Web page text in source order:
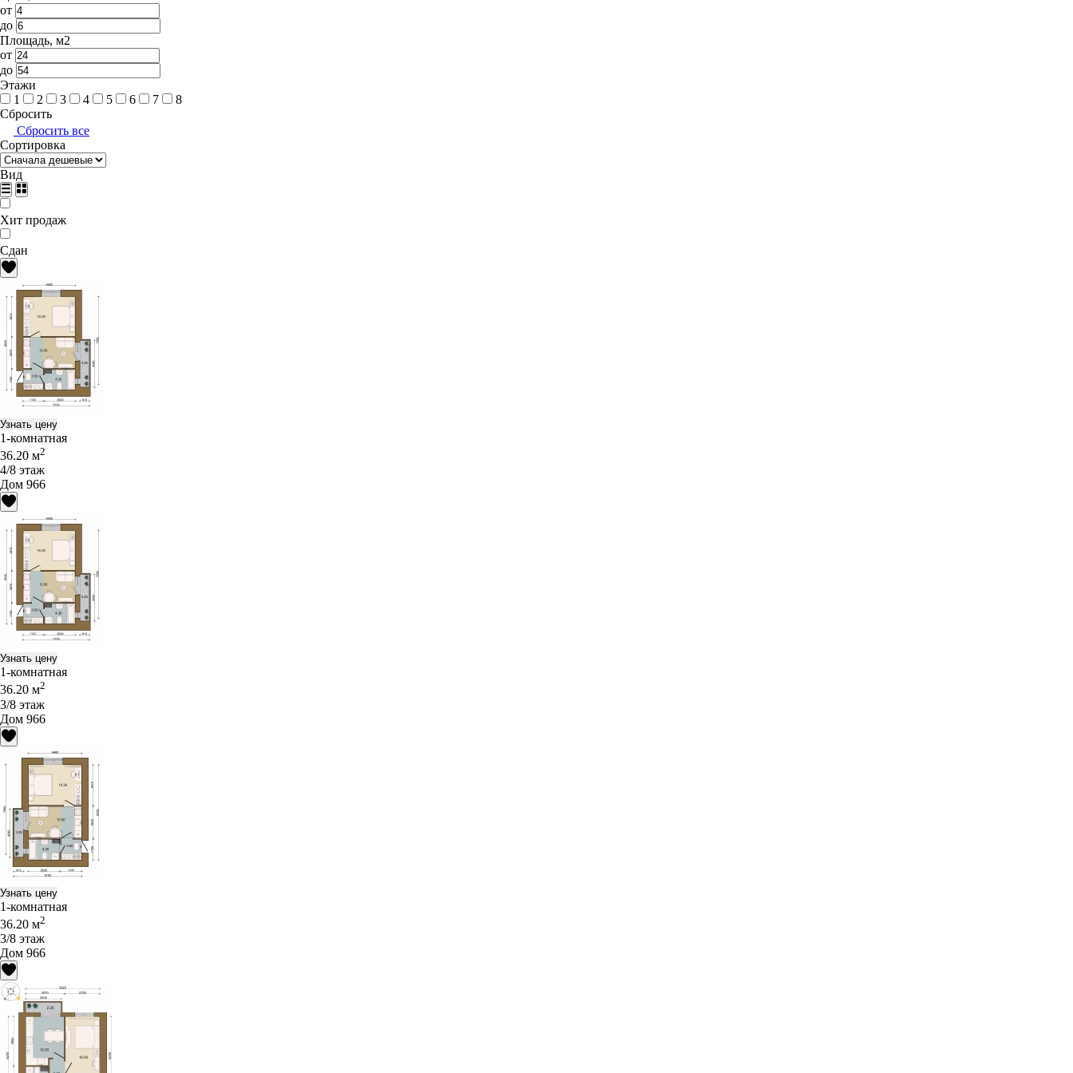
от
до
Площадь, м2
от
до
Этажи
1
2 3 4 5 6 7
8
Сбросить
Сбросить все
Сортировка
Вид
Хит продаж
Сдан
Узнать цену
1-комнатная
36.20 м2
4/8 этаж
Дом 966
Узнать цену
1-комнатная
36.20 м2
3/8 этаж
Дом 966
Узнать цену
1-комнатная
36.20 м2
3/8 этаж
Дом 966